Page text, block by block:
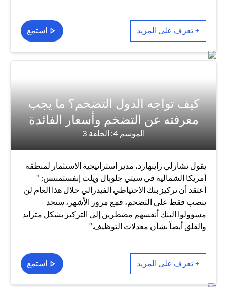
+ تعرف على المزيد استمع
كيف تواجه الدول التضخم؟ ما يجب
معرفته عن التضخم وأسعار الفائدة
الموسم 4: الحلقة 3
يقول تشارلي راينهارد، مدير استراتيجية الاستثمار لمنطقة
أمريكا الشمالية في سيتي جلوبال ويلث إنفستمنتس: "
أعتقد أن تركيز بنك الاحتياطي الفيدرالي خلال هذا العام لن
ينصب فقط على التضخم، فمع مرور الأشهر، سيجد
مسؤولوا البنك أنفسهم مضطرين إلى التركيز بشكل متزايد
والقلق أيضاً بشأن معدلات التوظيف."
+ تعرف على المزيد استمع